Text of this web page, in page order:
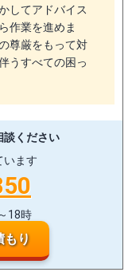
してアドバイス
作業を進めま
尊厳をもって対
うすべての困っ
談ください
います
18時
もり